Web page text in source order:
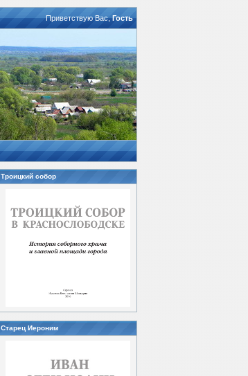
Приветствую Вас,Гость
Троицкий собор
Старец Иероним